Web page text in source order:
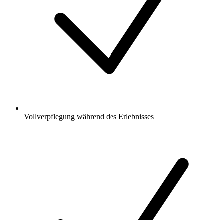
Vollverpflegung während des Erlebnisses